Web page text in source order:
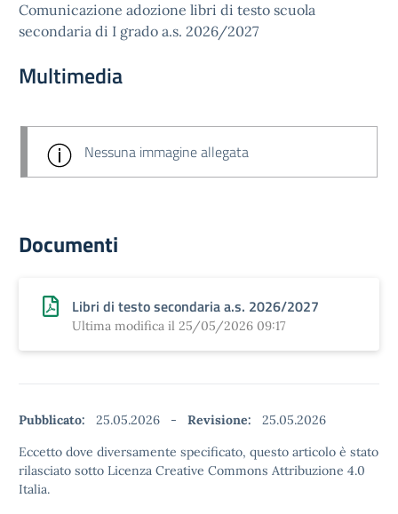
Comunicazione adozione libri di testo scuola
secondaria di I grado a.s. 2026/2027
Multimedia
Nessuna immagine allegata
Documenti
Libri di testo secondaria a.s. 2026/2027
Ultima modifica il 25/05/2026 09:17
Pubblicato: 25.05.2026 - Revisione:
25.05.2026
Eccetto dove diversamente specificato, questo articolo è stato
rilasciato sotto Licenza Creative Commons Attribuzione 4.0
Italia.